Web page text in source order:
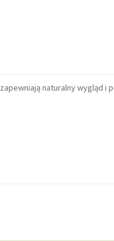
naturalny wygląd i